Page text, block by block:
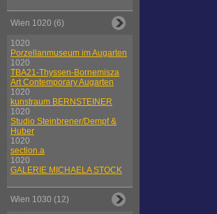
Wien 1020 (6)
1020
Porzellanmuseum im Augarten
1020
TBA21-Thyssen-Bornemisza
Art Contemporary Augarten
1020
kunstraum BERNSTEINER
1020
Studio Steinbrener/Dempf &
Huber
1020
section.a
1020
GALERIE MICHAELA STOCK
Wien 1030 (12)